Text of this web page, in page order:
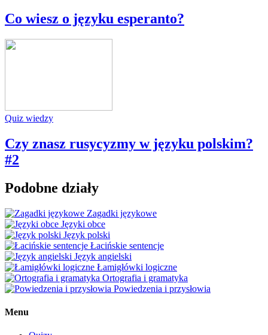
Co wiesz o języku esperanto?
Quiz wiedzy
Czy znasz rusycyzmy w języku polskim?
#2
Podobne działy
Zagadki językowe
Języki obce
Język polski
Łacińskie sentencje
Język angielski
Łamigłówki logiczne
Ortografia i gramatyka
Powiedzenia i przysłowia
Menu